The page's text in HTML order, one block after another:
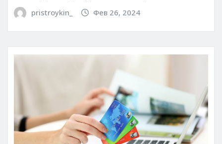
pristroykin_ Фев 26, 2024